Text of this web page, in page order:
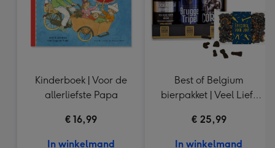
Kinderboek | Voor de
allerliefste Papa
€ 16,99
In winkelmand
Best of Belgium
bierpakket | Veel Liefs
€ 25,99
In winkelmand